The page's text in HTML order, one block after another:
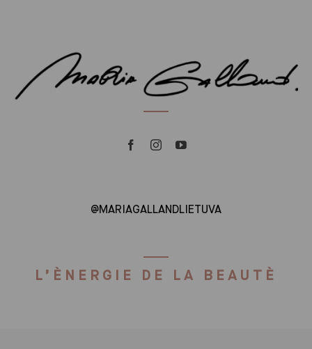
@MARIAGALLANDLIETUVA
L’ÈNERGIE DE LA BEAUTÈ